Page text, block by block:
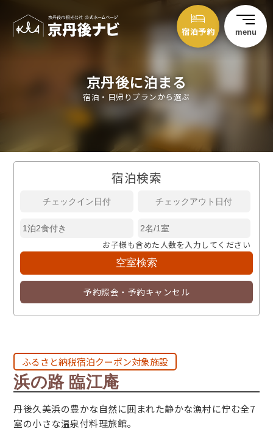
宿泊予約 menu
京丹後に泊まる
宿泊・日帰りプランから選ぶ
宿泊検索
お子様も含めた人数を入力してください
予約照会・予約キャンセル
ふるさと納税宿泊クーポン対象施設
浜の路 臨江庵
丹後久美浜の豊かな自然に囲まれた静かな漁村に佇む全7
室の小さな温泉付料理旅館。